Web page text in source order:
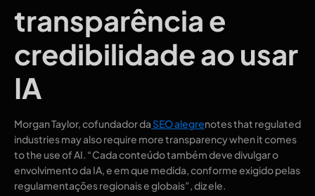
transparência e
credibilidade ao usar
IA
Morgan Taylor, cofundador daSEO alegrenotes that regulated
industries may also require more transparency when it comes
to the use of AI. “Cada conteúdo também deve divulgar o
envolvimento da IA, e em que medida, conforme exigido pelas
regulamentações regionais e globais”, diz ele.